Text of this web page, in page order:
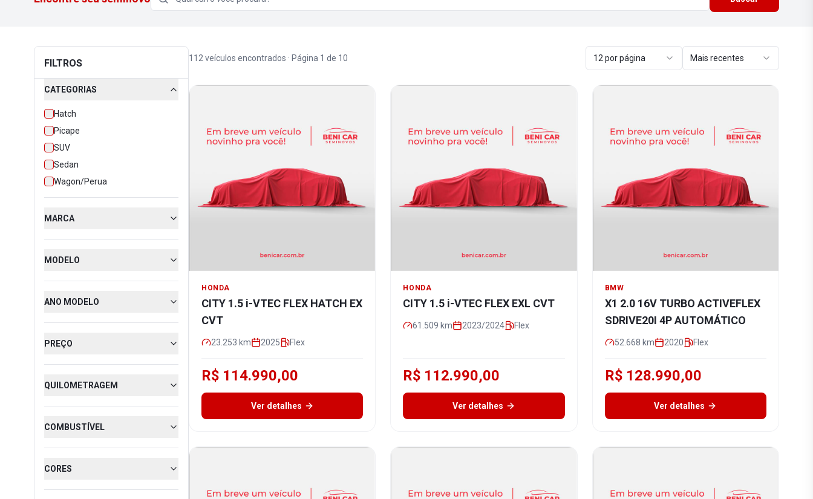
FILTROS
CATEGORIAS
Hatch
Picape
SUV
Sedan
Wagon/Perua
MARCA
MODELO
ANO MODELO
PREÇO
QUILOMETRAGEM
COMBUSTÍVEL
CORES
112 veículos encontrados · Página 1 de 10 12 por página Mais recentes
HONDA
CITY 1.5 i-VTEC FLEX HATCH EX
CVT
23.253 km 2025 Flex
R$ 114.990,00
Ver detalhes
HONDA
CITY 1.5 i-VTEC FLEX EXL CVT
61.509 km 2023/2024 Flex
R$ 112.990,00
Ver detalhes
BMW
X1 2.0 16V TURBO ACTIVEFLEX
SDRIVE20I 4P AUTOMÁTICO
52.668 km 2020 Flex
R$ 128.990,00
Ver detalhes